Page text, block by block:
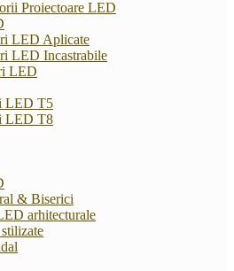
Proiectoare LED
LED Aplicate
LED Incastrabile
LED
LED T5
LED T8
& Biserici
arhitecturale